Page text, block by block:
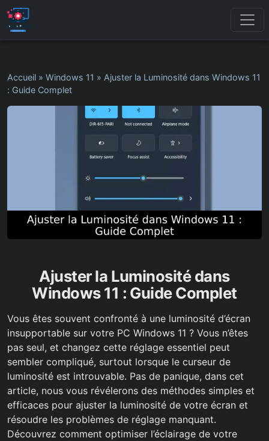
Accueil » Windows 11 » Ajuster la Luminosité dans Windows 11
: Guide Complet
Ajuster la Luminosité dans
Windows 11 : Guide Complet
Vous êtes souvent confronté à une luminosité d’écran
insupportable sur votre PC Windows 11 ? Vous n’êtes
pas seul, et changez cette réglage essentiel peut
sembler compliqué, surtout lorsque le curseur de
luminosité est introuvable. Pas de panique, dans cet
article, nous vous révélerons des méthodes simples et
efficaces pour ajuster la luminosité de votre écran et
résoudre les problèmes de réglage manquant.
Découvrez comment optimiser l’éclairage de votre